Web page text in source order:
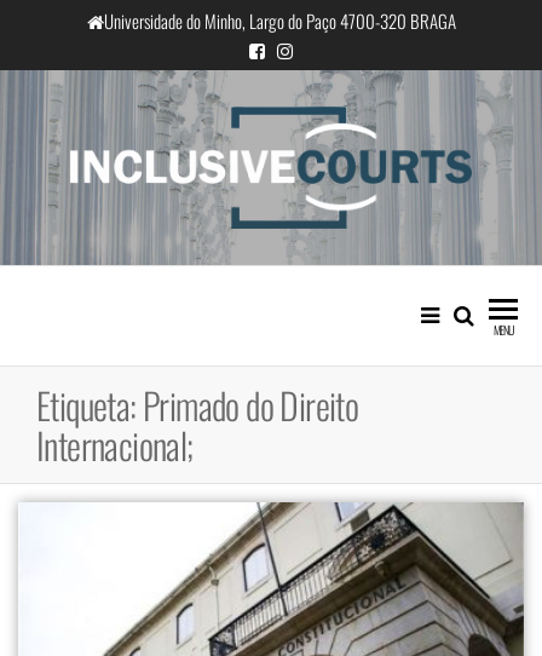
o
conteúdo
Universidade do Minho, Largo do Paço 4700-320 BRAGA
InclusiveCourts
Igualdade e diferença cultural na
prática judicial portuguesa
MENU
Etiqueta:Primado do Direito
Internacional;